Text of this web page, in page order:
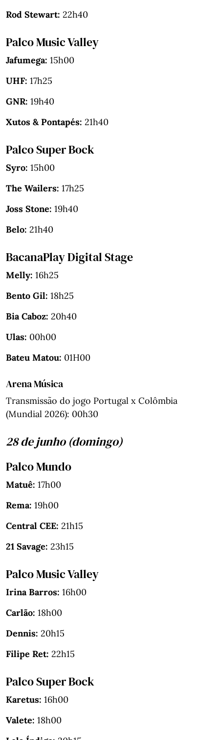
Rod Stewart: 22h40
Palco Music Valley
Jafumega: 15h00
UHF: 17h25
GNR: 19h40
Xutos & Pontapés: 21h40
Palco Super Bock
Syro: 15h00
The Wailers: 17h25
Joss Stone: 19h40
Belo: 21h40
BacanaPlay Digital Stage
Melly: 16h25
Bento Gil: 18h25
Bia Caboz: 20h40
Ulas: 00h00
Bateu Matou: 01H00
Arena Música
Transmissão do jogo Portugal x Colômbia
(Mundial 2026): 00h30
28 de junho (domingo)
Palco Mundo
Matuê: 17h00
Rema: 19h00
Central CEE: 21h15
21 Savage: 23h15
Palco Music Valley
Irina Barros: 16h00
Carlão: 18h00
Dennis: 20h15
Filipe Ret: 22h15
Palco Super Bock
Karetus: 16h00
Valete: 18h00